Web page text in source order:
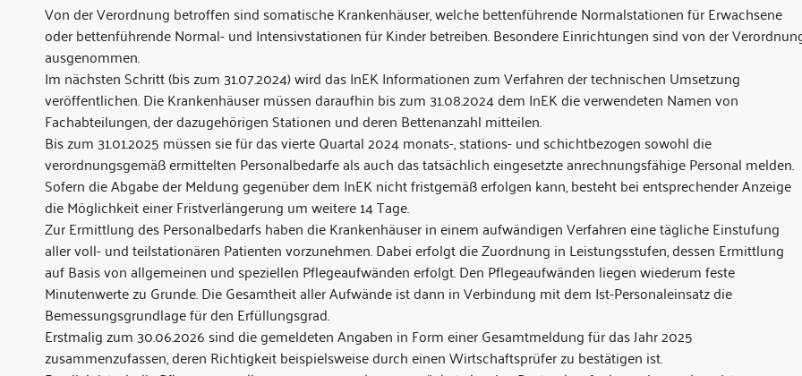
Von der Verordnung betroffen sind somatische Krankenhäuser, welche bettenführende Normalstationen für Erwachsene
oder bettenführende Normal- und Intensivstationen für Kinder betreiben. Besondere Einrichtungen sind von der
ausgenommen.
Im nächsten Schritt (bis zum 31.07.2024) wird das InEK Informationen zum Verfahren der technischen Umsetzung
veröffentlichen. Die Krankenhäuser müssen daraufhin bis zum 31.08.2024 dem InEK die verwendeten Namen von
Fachabteilungen, der dazugehörigen Stationen und deren Bettenanzahl mitteilen.
Bis zum 31.01.2025 müssen sie für das vierte Quartal 2024 monats-, stations- und schichtbezogen sowohl die
verordnungsgemäß ermittelten Personalbedarfe als auch das tatsächlich eingesetzte anrechnungsfähige Personal melden.
Sofern die Abgabe der Meldung gegenüber dem InEK nicht fristgemäß erfolgen kann, besteht bei entsprechender Anzeige
die Möglichkeit einer Fristverlängerung um weitere 14 Tage.
Zur Ermittlung des Personalbedarfs haben die Krankenhäuser in einem aufwändigen Verfahren eine tägliche Einstufung
aller voll- und teilstationären Patienten vorzunehmen. Dabei erfolgt die Zuordnung in Leistungsstufen, dessen Ermittlung
auf Basis von allgemeinen und speziellen Pflegeaufwänden erfolgt. Den Pflegeaufwänden liegen wiederum feste
Minutenwerte zu Grunde. Die Gesamtheit aller Aufwände ist dann in Verbindung mit dem Ist-Personaleinsatz die
Bemessungsgrundlage für den Erfüllungsgrad.
Erstmalig zum 30.06.2026 sind die gemeldeten Angaben in Form einer Gesamtmeldung für das Jahr 2025
zusammenzufassen, deren Richtigkeit beispielsweise durch einen Wirtschaftsprüfer zu bestätigen ist.